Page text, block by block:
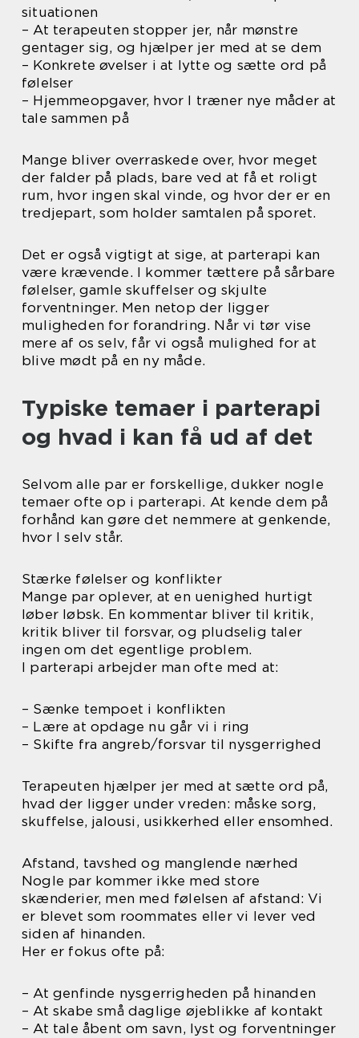
situationen
– At terapeuten stopper jer, når mønstre
gentager sig, og hjælper jer med at se dem
– Konkrete øvelser i at lytte og sætte ord på
følelser
– Hjemmeopgaver, hvor I træner nye måder at
tale sammen på
Mange bliver overraskede over, hvor meget
der falder på plads, bare ved at få et roligt
rum, hvor ingen skal vinde, og hvor der er en
tredjepart, som holder samtalen på sporet.
Det er også vigtigt at sige, at parterapi kan
være krævende. I kommer tættere på sårbare
følelser, gamle skuffelser og skjulte
forventninger. Men netop der ligger
muligheden for forandring. Når vi tør vise
mere af os selv, får vi også mulighed for at
blive mødt på en ny måde.
Typiske temaer i parterapi
og hvad i kan få ud af det
Selvom alle par er forskellige, dukker nogle
temaer ofte op i parterapi. At kende dem på
forhånd kan gøre det nemmere at genkende,
hvor I selv står.
Stærke følelser og konflikter
Mange par oplever, at en uenighed hurtigt
løber løbsk. En kommentar bliver til kritik,
kritik bliver til forsvar, og pludselig taler
ingen om det egentlige problem.
I parterapi arbejder man ofte med at:
– Sænke tempoet i konflikten
– Lære at opdage nu går vi i ring
– Skifte fra angreb/forsvar til nysgerrighed
Terapeuten hjælper jer med at sætte ord på,
hvad der ligger under vreden: måske sorg,
skuffelse, jalousi, usikkerhed eller ensomhed.
Afstand, tavshed og manglende nærhed
Nogle par kommer ikke med store
skænderier, men med følelsen af afstand: Vi
er blevet som roommates eller vi lever ved
siden af hinanden.
Her er fokus ofte på:
– At genfinde nysgerrigheden på hinanden
– At skabe små daglige øjeblikke af kontakt
– At tale åbent om savn, lyst og forventninger